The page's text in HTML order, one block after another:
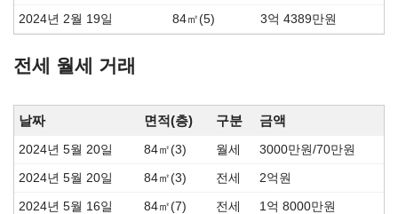
2024년 2월 19일 84㎡(5) 3억 4389만원
전세 월세 거래
날짜 면적(층) 구분 금액
2024년 5월 20일 84㎡(3) 월세 3000만원/70만원
2024년 5월 20일 84㎡(3) 전세 2억원
2024년 5월 16일 84㎡(7) 전세 1억 8000만원